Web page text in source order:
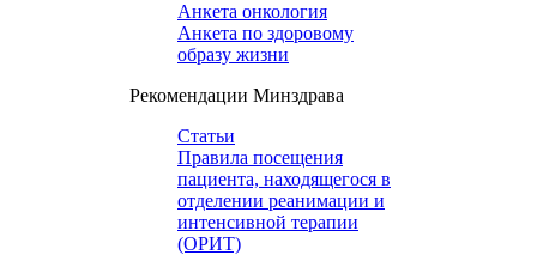
Анкета онкология
Анкета по здоровому
образу жизни
Рекомендации Минздрава
Статьи
Правила посещения
пациента, находящегося в
отделении реанимации и
интенсивной терапии
(ОРИТ)